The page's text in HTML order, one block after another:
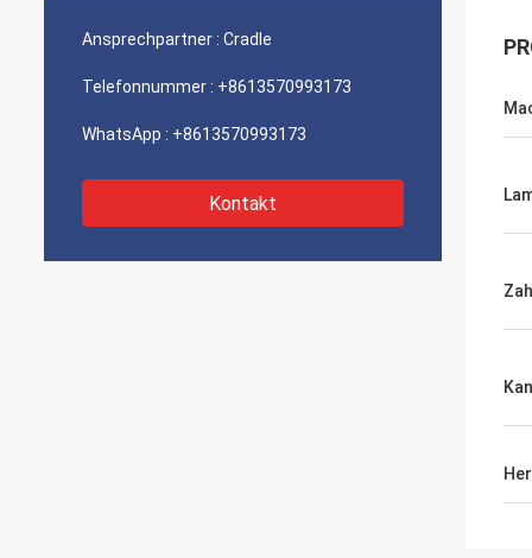
Ansprechpartner : Cradle
Telefonnummer : +8613570993173
WhatsApp : +8613570993173
Kontakt